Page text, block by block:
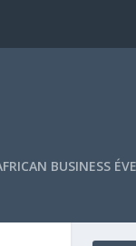
BUSINESS